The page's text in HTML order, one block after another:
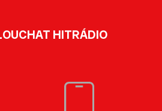
HITRÁDIO